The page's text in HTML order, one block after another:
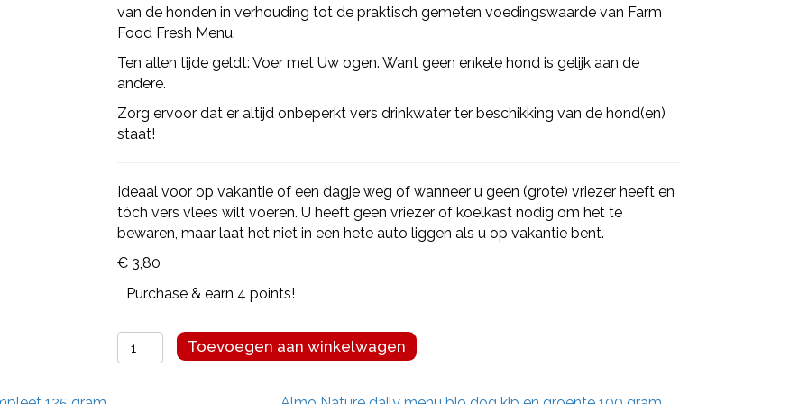
van de honden in verhouding tot de praktisch gemeten voedingswaarde van Farm
Food Fresh Menu.
Ten allen tijde geldt: Voer met Uw ogen. Want geen enkele hond is gelijk aan de
andere.
Zorg ervoor dat er altijd onbeperkt vers drinkwater ter beschikking van de hond(en)
staat!
Ideaal voor op vakantie of een dagje weg of wanneer u geen (grote) vriezer heeft en
tóch vers vlees wilt voeren. U heeft geen vriezer of koelkast nodig om het te
bewaren, maar laat het niet in een hete auto liggen als u op vakantie bent.
€3,80
Purchase & earn 4 points!
Farmfood
fresh
Toevoegen aan winkelwagen